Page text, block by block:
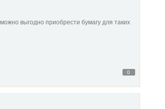
выгодно приобрести бумагу для таких
0